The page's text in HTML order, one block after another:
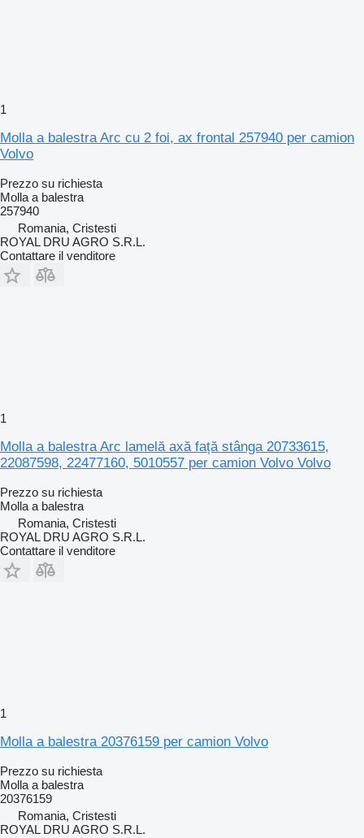
1
Molla a balestra Arc cu 2 foi, ax frontal 257940 per camion
Volvo
Prezzo su richiesta
Molla a balestra
257940
Romania, Cristesti
ROYAL DRU AGRO S.R.L.
Contattare il venditore
1
Molla a balestra Arc lamelă axă față stânga 20733615,
22087598, 22477160, 5010557 per camion Volvo Volvo
Prezzo su richiesta
Molla a balestra
Romania, Cristesti
ROYAL DRU AGRO S.R.L.
Contattare il venditore
1
Molla a balestra 20376159 per camion Volvo
Prezzo su richiesta
Molla a balestra
20376159
Romania, Cristesti
ROYAL DRU AGRO S.R.L.